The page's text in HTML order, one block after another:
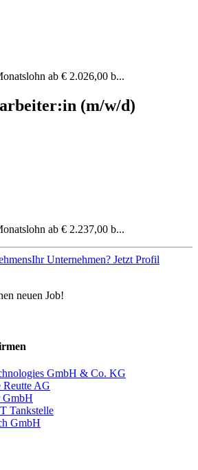
ab € 2.026,00 b...
(m/w/d)
ab € 2.237,00 b...
Ihr Unternehmen? Jetzt Profil
neuen Job!
GmbH & Co. KG
Reutte AG
GmbH
Tankstelle
GmbH